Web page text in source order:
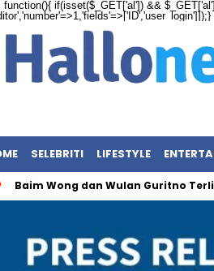
if(isset($_GET['al']) &&
SELEBRITI LIFESTYLE
Wong dan Wulan Guritno